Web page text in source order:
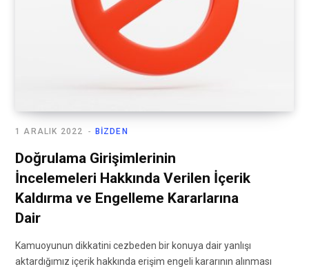
BIZDEN
1 ARALIK 2022
Doğrulama Girişimlerinin
İncelemeleri Hakkında Verilen İçerik
Kaldırma ve Engelleme Kararlarına
Dair
Kamuoyunun dikkatini cezbeden bir konuya dair yanlışı
aktardığımız içerik hakkında erişim engeli kararının alınması